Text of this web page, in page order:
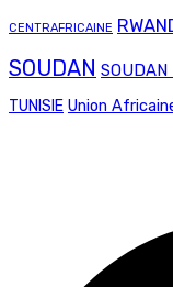
CENTRAFRICAINE
SOUDAN
TUNISIE Union